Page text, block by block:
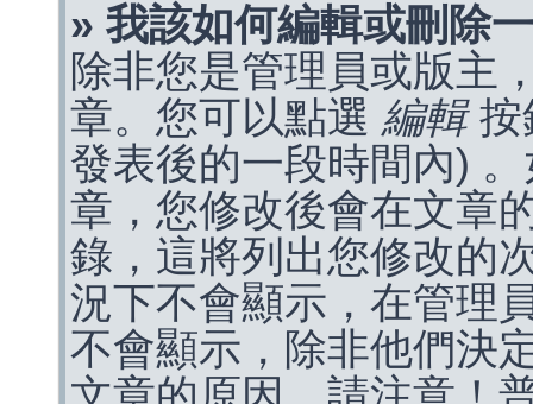
» 我該如何編輯或刪除
除非您是管理員或版主
章。您可以點選 編輯按
發表後的一段時間內)
章，您修改後會在文章
錄，這將列出您修改的
況下不會顯示，在管理
不會顯示，除非他們決